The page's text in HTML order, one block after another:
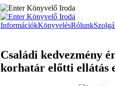
InformációkKönyvelésRólunk
Családi kedvezmény
korhatár előtti ellátás